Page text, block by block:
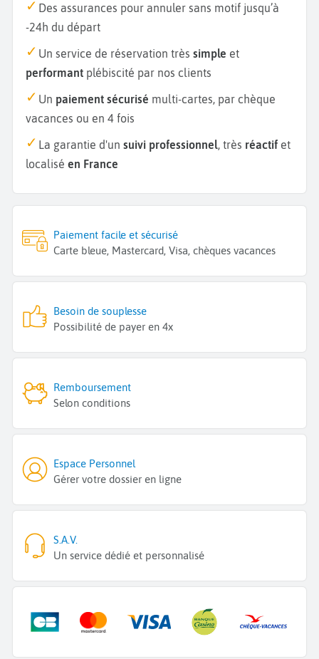
Des assurances pour annuler sans motif jusqu’à
-24h du départ
Un service de réservation très simple et
performant plébiscité par nos clients
Un paiement sécurisé multi-cartes, par chèque
vacances ou en 4 fois
La garantie d'un suivi professionnel, très réactif et
localisé en France
Paiement facile et sécurisé
Carte bleue, Mastercard, Visa, chèques vacances
Besoin de souplesse
Possibilité de payer en 4x
Remboursement
Selon conditions
Espace Personnel
Gérer votre dossier en ligne
S.A.V.
Un service dédié et personnalisé